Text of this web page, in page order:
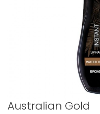
Australian Gold